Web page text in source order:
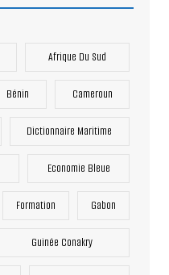
Afrique Du Sud
Bénin Cameroun
Dictionnaire Maritime
Economie Bleue
Formation Gabon
Guinée Conakry